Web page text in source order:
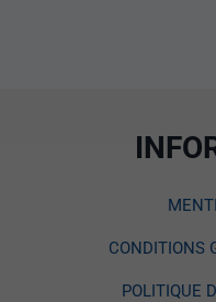
CONDITIONS
POLITIQUE